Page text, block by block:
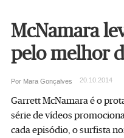
McNamara
pelo melhor
Por Mara Gonçalves 20.10.2014
Garrett McNamara é o
série de vídeos
cada episódio, o surfista